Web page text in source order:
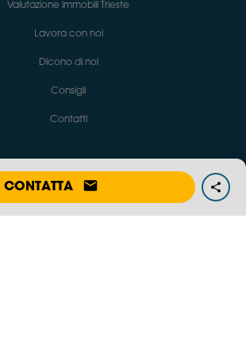
CONTATTA
Valutazione immobili Trieste
Lavora con noi
Dicono di noi
Consigli
Contatti